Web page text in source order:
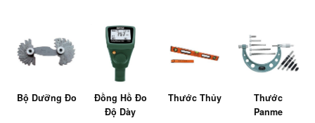
Bộ Dưỡng Đo
Đồng Hồ Đo
Độ Dày
Thước Thủy
Thước
Panme